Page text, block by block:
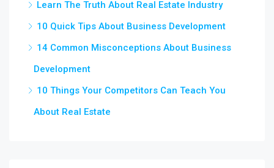
Learn The Truth About Real Estate Industry
10 Quick Tips About Business Development
14 Common Misconceptions About Business
Development
10 Things Your Competitors Can Teach You
About Real Estate